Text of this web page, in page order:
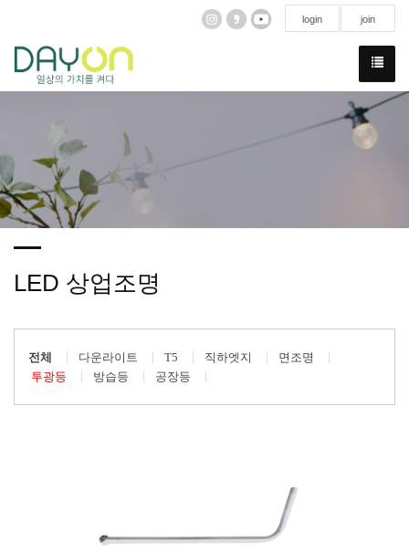
login join
LED 상업조명
전체 다운라이트 T5 직하엣지
면조명
투광등
방습등 공장등